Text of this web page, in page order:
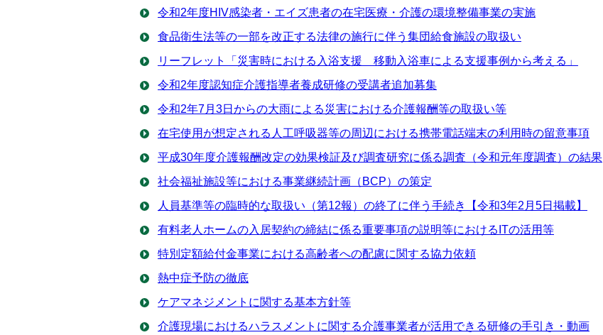
令和2年度HIV感染者・エイズ患者の在宅医療・介護の環境整備事業の実施
食品衛生法等の一部を改正する法律の施行に伴う集団給食施設の取扱い
リーフレット「災害時における入浴支援 移動入浴車による支援事例から考える」
令和2年度認知症介護指導者養成研修の受講者追加募集
令和2年7月3日からの大雨による災害における介護報酬等の取扱い等
在宅使用が想定される人工呼吸器等の周辺における携帯電話端末の利用時の留意事項
平成30年度介護報酬改定の効果検証及び調査研究に係る調査（令和元年度調査）の結果
社会福祉施設等における事業継続計画（BCP）の策定
人員基準等の臨時的な取扱い（第12報）の終了に伴う手続き【令和3年2月5日掲載】
有料老人ホームの入居契約の締結に係る重要事項の説明等におけるITの活用等
特別定額給付金事業における高齢者への配慮に関する協力依頼
熱中症予防の徹底
ケアマネジメントに関する基本方針等
介護現場におけるハラスメントに関する介護事業者が活用できる研修の手引き・動画